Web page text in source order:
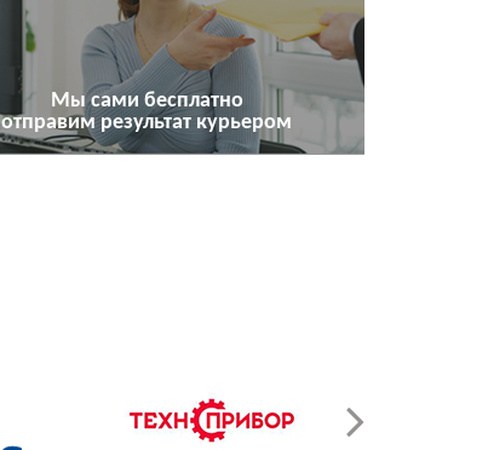
Мы сами бесплатно
отправим результат курьером